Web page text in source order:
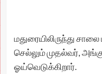
மதுரையிலிருந்து
செல்லும் முதல்வர்,
ஓய்வெடுக்கிறார்.